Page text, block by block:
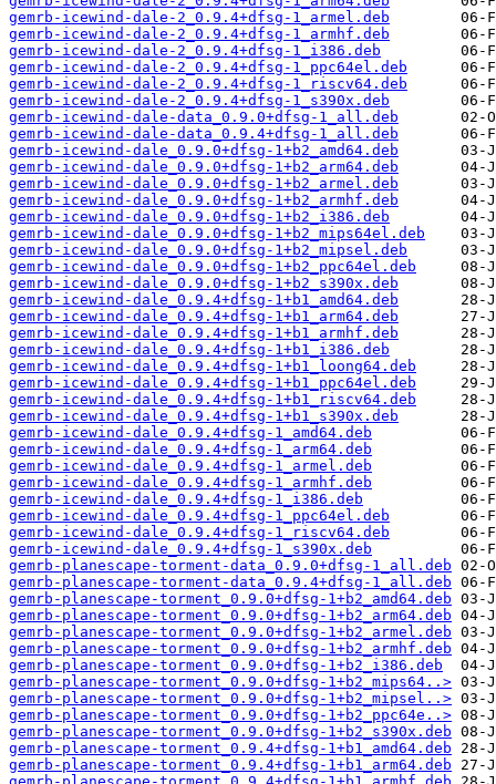
gemrb-icewind-dale-2_0.9.4+dfsg-1_armel.deb
gemrb-icewind-dale-2_0.9.4+dfsg-1_armhf.deb
gemrb-icewind-dale-2_0.9.4+dfsg-1_i386.deb
gemrb-icewind-dale-2_0.9.4+dfsg-1_ppc64el.deb
gemrb-icewind-dale-2_0.9.4+dfsg-1_riscv64.deb
gemrb-icewind-dale-2_0.9.4+dfsg-1_s390x.deb
gemrb-icewind-dale-data_0.9.0+dfsg-1_all.deb
gemrb-icewind-dale-data_0.9.4+dfsg-1_all.deb
gemrb-icewind-dale_0.9.0+dfsg-1+b2_amd64.deb
gemrb-icewind-dale_0.9.0+dfsg-1+b2_arm64.deb
gemrb-icewind-dale_0.9.0+dfsg-1+b2_armel.deb
gemrb-icewind-dale_0.9.0+dfsg-1+b2_armhf.deb
gemrb-icewind-dale_0.9.0+dfsg-1+b2_i386.deb
gemrb-icewind-dale_0.9.0+dfsg-1+b2_mips64el.deb
gemrb-icewind-dale_0.9.0+dfsg-1+b2_mipsel.deb
gemrb-icewind-dale_0.9.0+dfsg-1+b2_ppc64el.deb
gemrb-icewind-dale_0.9.0+dfsg-1+b2_s390x.deb
gemrb-icewind-dale_0.9.4+dfsg-1+b1_amd64.deb
gemrb-icewind-dale_0.9.4+dfsg-1+b1_arm64.deb
gemrb-icewind-dale_0.9.4+dfsg-1+b1_armhf.deb
gemrb-icewind-dale_0.9.4+dfsg-1+b1_i386.deb
gemrb-icewind-dale_0.9.4+dfsg-1+b1_loong64.deb
gemrb-icewind-dale_0.9.4+dfsg-1+b1_ppc64el.deb
gemrb-icewind-dale_0.9.4+dfsg-1+b1_riscv64.deb
gemrb-icewind-dale_0.9.4+dfsg-1+b1_s390x.deb
gemrb-icewind-dale_0.9.4+dfsg-1_amd64.deb
gemrb-icewind-dale_0.9.4+dfsg-1_arm64.deb
gemrb-icewind-dale_0.9.4+dfsg-1_armel.deb
gemrb-icewind-dale_0.9.4+dfsg-1_armhf.deb
gemrb-icewind-dale_0.9.4+dfsg-1_i386.deb
gemrb-icewind-dale_0.9.4+dfsg-1_ppc64el.deb
gemrb-icewind-dale_0.9.4+dfsg-1_riscv64.deb
gemrb-icewind-dale_0.9.4+dfsg-1_s390x.deb
gemrb-planescape-torment-data_0.9.0+dfsg-1_all.deb
gemrb-planescape-torment-data_0.9.4+dfsg-1_all.deb
gemrb-planescape-torment_0.9.0+dfsg-1+b2_amd64.deb
gemrb-planescape-torment_0.9.0+dfsg-1+b2_arm64.deb
gemrb-planescape-torment_0.9.0+dfsg-1+b2_armel.deb
gemrb-planescape-torment_0.9.0+dfsg-1+b2_armhf.deb
gemrb-planescape-torment_0.9.0+dfsg-1+b2_i386.deb
gemrb-planescape-torment_0.9.0+dfsg-1+b2_mips64..>
gemrb-planescape-torment_0.9.0+dfsg-1+b2_mipsel..>
gemrb-planescape-torment_0.9.0+dfsg-1+b2_ppc64e..>
gemrb-planescape-torment_0.9.0+dfsg-1+b2_s390x.deb
gemrb-planescape-torment_0.9.4+dfsg-1+b1_amd64.deb
gemrb-planescape-torment_0.9.4+dfsg-1+b1_arm64.deb